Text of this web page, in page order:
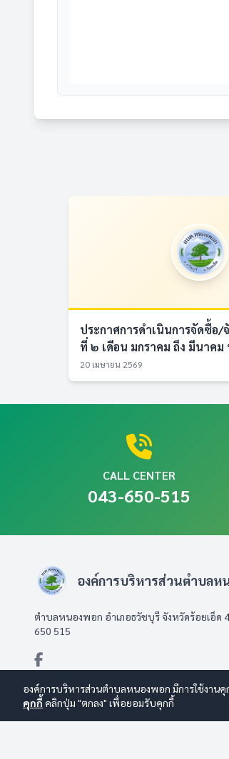
ประกาศการดำเนินการจัดซื้อ/
ที่ ๒ เดือน มกราคม ถึง มีนาค
20 เมษายน 2569
CALL CENTER
043-650-515
องค์การบริหารส่วนตำบลห
ตำบลหนองพอก อำเภอธวัชบุรี จังหวัดร้อยเอ็ด
650 515
องค์การบริหารส่วนตำบลหนองพอก มีการใช้งาน
คุกกี้ คลิกปุ่ม "ตกลง" เพื่อยอมรับคุกกี้